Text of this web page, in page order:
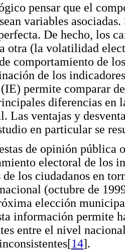
pensar que el
variables
De hecho, los
otra (la volatilidad
comportamiento de
de los
permite comparar
diferencias
Las ventajas y
en particular se
de opinión pública
electoral de los
de los ciudadanos en
(octubre de
elección
información permite
entre el nivel
14].